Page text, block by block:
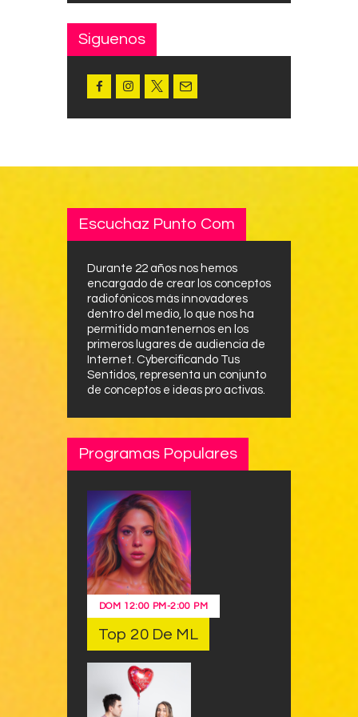
Siguenos
Escuchaz Punto Com
Durante 22 años nos hemos
encargado de crear los conceptos
radiofónicos más innovadores
dentro del medio, lo que nos ha
permitido mantenernos en los
primeros lugares de audiencia de
Internet. Cybercificando Tus
Sentidos, representa un conjunto
de conceptos e ideas pro activas.
Programas Populares
DOM 12:00 PM -2:00 PM
Top 20 De ML